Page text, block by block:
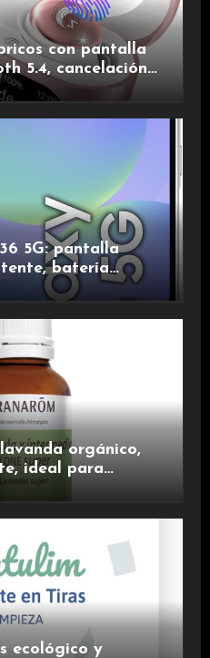
con pantalla
5.4, cancelación
y de larga
5G: pantalla
batería
para una
orgánico,
ideal para
ecológico y